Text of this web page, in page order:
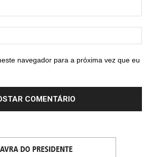
navegador para a próxima vez que eu